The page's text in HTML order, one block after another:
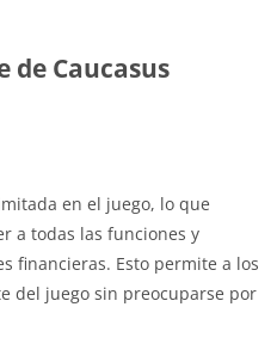
de Caucasus
en el juego, lo que
a todas las funciones y
financieras. Esto permite a los
del juego sin preocuparse por